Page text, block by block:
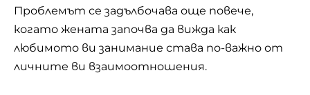
Проблемът се задълбочава още повече,
когато жената започва да вижда как
любимото ви занимание става по-важно от
личните ви взаимоотношения.